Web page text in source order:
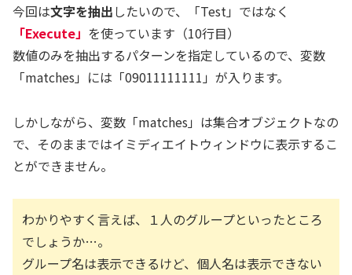
今回は文字を抽出したいので、「Test」ではなく
「Execute」 を使っています（10行目）
数値のみを抽出するパターンを指定しているので、変数
「matches」には「09011111111」が入ります。
しかしながら、変数「matches」は集合オブジェクトなの
で、そのままではイミディエイトウィンドウに表示するこ
とができません。
わかりやすく言えば、１人のグループといったところ
でしょうか…。
グループ名は表示できるけど、個人名は表示できない